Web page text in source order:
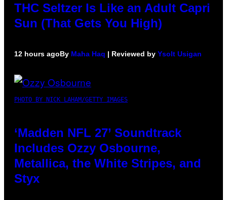
THC Seltzer Is Like an Adult Capri
Sun (That Gets You High)
12 hours agoBy Maha Haq | Reviewed by Ysolt Usigan
PHOTO BY NICK LAHAM/GETTY IMAGES
‘Madden NFL 27’ Soundtrack
Includes Ozzy Osbourne,
Metallica, the White Stripes, and
Styx